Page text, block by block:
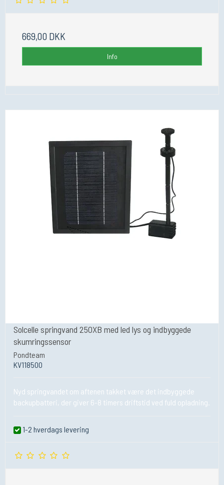
669,00 DKK
Info
Solcelle springvand 250XB med led lys og indbyggede
skumringssensor
Pondteam
KV118500
Nyd springvandet om aftenen takket være det indbyggede
backupbatteri, der giver 6-8 timers driftstid ved fuld opladning.
1-2 hverdags levering